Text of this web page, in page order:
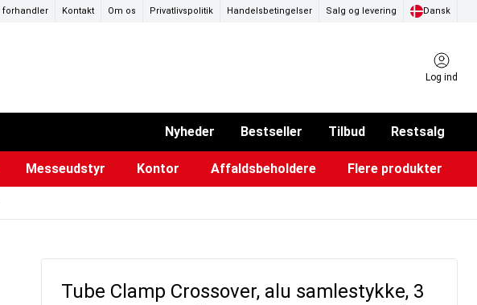
forhandler Kontakt Om os Privatlivspolitik Handelsbetingelser Salg og levering Dansk
Log ind
Nyheder Bestseller Tilbud Restsalg
Messeudstyr Kontor Affaldsbeholdere Flere produkter
Tube Clamp Crossover, alu samlestykke, 3